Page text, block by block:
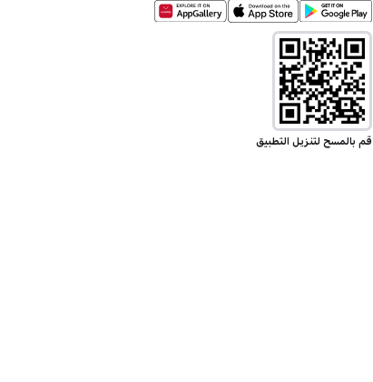
قم بالمسح لتنزيل التطبيق